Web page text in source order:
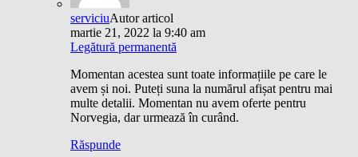
serviciuAutor articol
martie 21, 2022 la 9:40 am
Legătură permanentă
Momentan acestea sunt toate informațiile pe care le
avem și noi. Puteți suna la numărul afișat pentru mai
multe detalii. Momentan nu avem oferte pentru
Norvegia, dar urmează în curând.
Răspunde